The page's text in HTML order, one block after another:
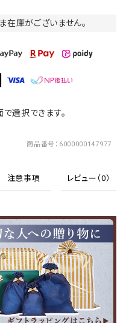
在庫がございません。
選択できます。
商品番号 6000000147977
注意事項 レビュー（0）